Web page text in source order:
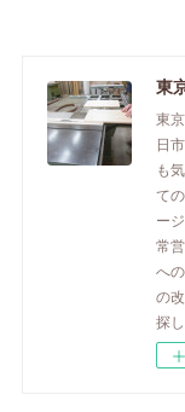
東
日
も
て
ー
常
へ
の
探